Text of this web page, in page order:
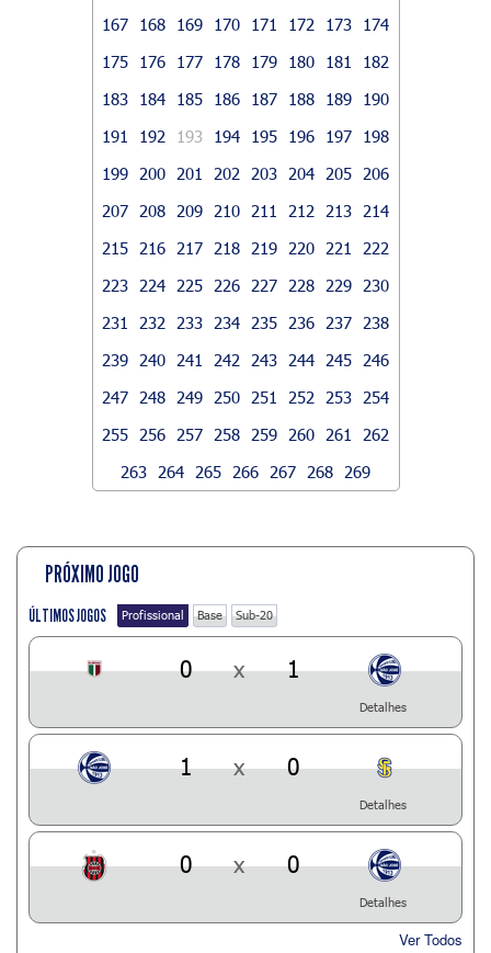
167
168 169 170 171 172 173
174
175
176 177 178 179 180 181
182
183
184 185 186 187 188 189
190
191
192 193 194 195 196 197
198
199
200 201 202 203 204 205
206
207
208 209 210 211 212 213
214
215
216 217 218 219 220 221
222
223
224 225 226 227 228 229
230
231
232 233 234 235 236 237
238
239
240 241 242 243 244 245
246
247
248 249 250 251 252 253
254
255
256 257 258 259 260 261
262
263
264 265 266 267 268 269
PRÓXIMO JOGO
ÚLTIMOS JOGOS Profissional Base Sub-20
0 x 1
Detalhes
1 x 0
Detalhes
0 x 0
Detalhes
Ver Todos